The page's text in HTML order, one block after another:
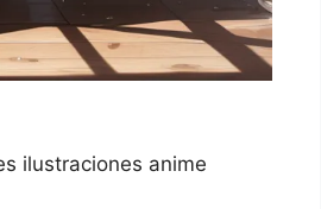
ilustraciones anime